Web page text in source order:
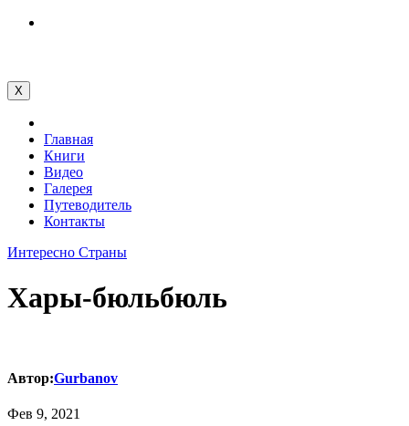
Перейти
X
Главная
Книги
Видео
Галерея
Путеводитель
Контакты
Интересно Страны
Хары-бюльбюль
Автор:Gurbanov
Фев 9, 2021